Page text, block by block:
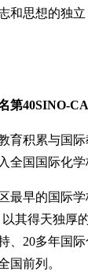
和思想的独
第40SINO-
积累与国际
全国国际化学
早的国际学
其得天独厚
、20多年国
国前列。